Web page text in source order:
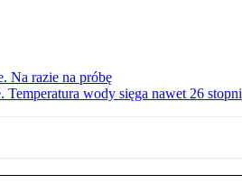
Na razie na próbę
Temperatura wody sięga nawet 26 stopni